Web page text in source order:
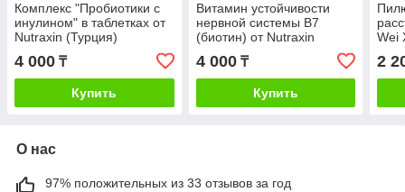
Комплекс "Пробиотики с
инулином" в таблетках от
Nutraxin (Турция)
4 000 ₸
Купить
Витамин устойчивости
нервной системы В7
(биотин) от Nutraxin
(Турция), 30 таб.
4 000₸
Купить
Wei
2
О нас
97% положительных из 33 отзывов за год